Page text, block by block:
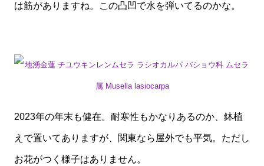
は筋がありますね。この凸凹で水を弾いてるのかな。
2023年の年末も健在。耐寒性もかなりあるのか、鉢植
えで置いてありますが、関東なら屋外でも平気。ただし
お花がつく様子はありません。